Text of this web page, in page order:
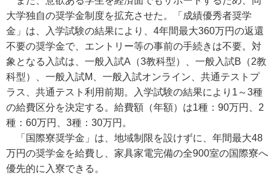
大学独自の奨学金制度を拡充させた。「成績優秀者奨学
金」は、入学試験の結果により、4年間最大360万円の返還
不要の奨学金で、エントリー等の事前の手続きは不要。対
象となる入試は、一般入試A（3教科型）、一般入試B（2教
科型）、一般入試M、一般入試オンライン、共通テストプ
ラス、共通テスト利用前期。入学試験の結果により1～3種
の給費区分を決定する。給費額（年額）は1種：90万円、2
種：60万円、3種：30万円。
「国際寮奨学金」は、地域制限を設けずに、年間最大48
万円の奨学金を給費し、家具家電完備の全900室の国際寮へ
優先的に入寮できる。